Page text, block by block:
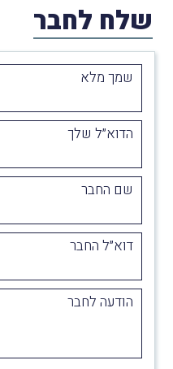
שלח לחבר
שמך מלא
הדוא״ל שלך
שם החבר
דוא״ל החבר
הודעה לחבר